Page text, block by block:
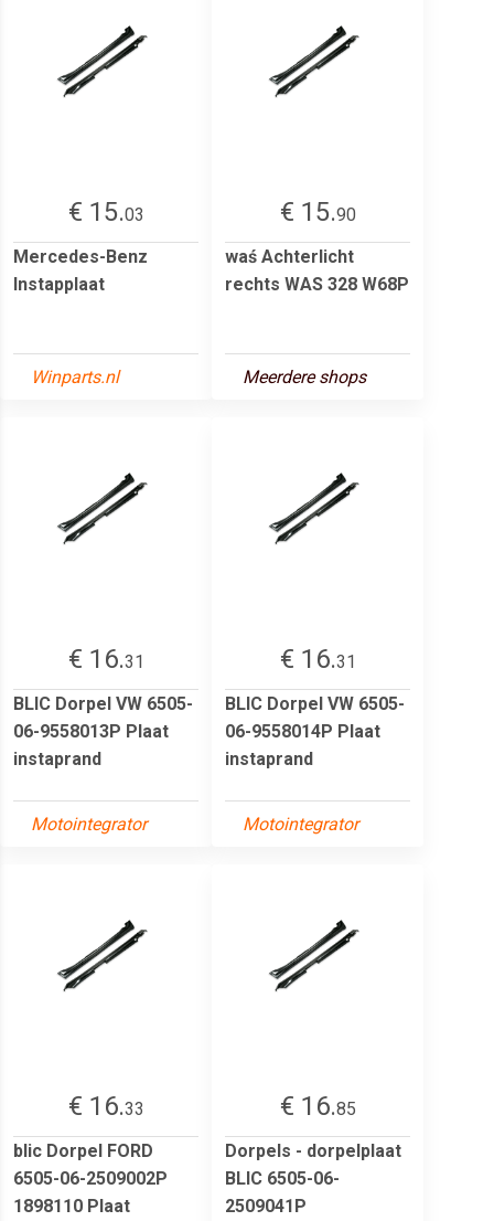
€ 15.03
Mercedes-Benz
Instapplaat
Winparts.nl
€ 15.90
waś Achterlicht
rechts WAS 328 W68P
Meerdere shops
€ 16.31
BLIC Dorpel VW 6505-
06-9558013P Plaat
instaprand
Motointegrator
€ 16.31
BLIC Dorpel VW 6505-
06-9558014P Plaat
instaprand
Motointegrator
€ 16.33
blic Dorpel FORD
6505-06-2509002P
1898110 Plaat
€ 16.85
Dorpels - dorpelplaat
BLIC 6505-06-
2509041P